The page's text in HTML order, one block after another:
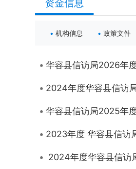
资金信息
机构信息 政策文件
华容县信访局2026年
2024年度华容县信访
华容县信访局2025年
2023年度 华容县信访
2024年度华容县信访